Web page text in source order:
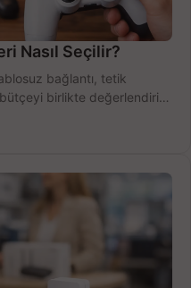
Nasıl Seçilir?
bağlantı, tetik
birlikte değerlendirin;